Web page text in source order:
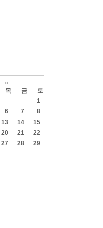
»
목 금
토
1
6 7
8
13 14
15
20 21
22
27 28
29